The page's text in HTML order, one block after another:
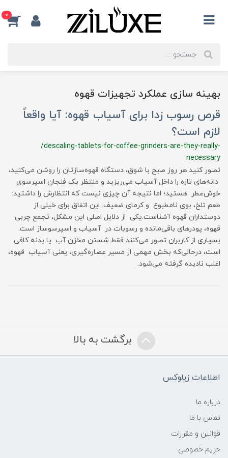
0
بهینه سازی عملکرد تجهیزات قهوه
قرص رسوب زدا برای آسیاب قهوه: آیا واقعاً
لازم است؟
/descaling-tablets-for-coffee-grinders-are-they-really-
necessary
تصور کنید هر روز صبح با شوق، دستگاه قهوه‌سازتان را روشن می‌کنید،
دانه‌های تازه را داخل آسیاب می‌ریزید و منتظر یک فنجان اسپرسوی
خوش‌عطر هستید؛ اما نتیجه آن چیزی نیست که انتظارش را داشتید:
طعم تلخ، بوی نامطبوع و کرمای ضعیف. این اتفاق برای خیلی از
دوستداران قهوه آشناست.یکی از دلایل اصلی این مشکل، تجمع چربی
قهوه، پودرهای باقی‌مانده و رسوبات در آسیاب و اسپرسوساز است.
بسیاری از کاربران تصور می‌کنند فقط شستن مخزن آب یا بدنه کافی
است، درحالی‌که بخش مهمی از مسیر عصاره‌گیری، یعنی آسیاب قهوه،
اغلب نادیده گرفته می‌شود.
برگشت به بالا
اطلاعات زیلوکس
درباره ما
تماس با ما
قوانین و مقررات
حریم خصوصی